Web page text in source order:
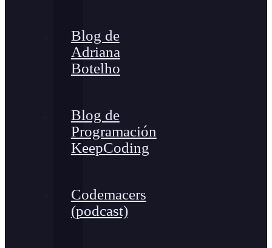
Blog de
Adriana
Botelho
Blog de
Programación
KeepCoding
Codemacers
(podcast)